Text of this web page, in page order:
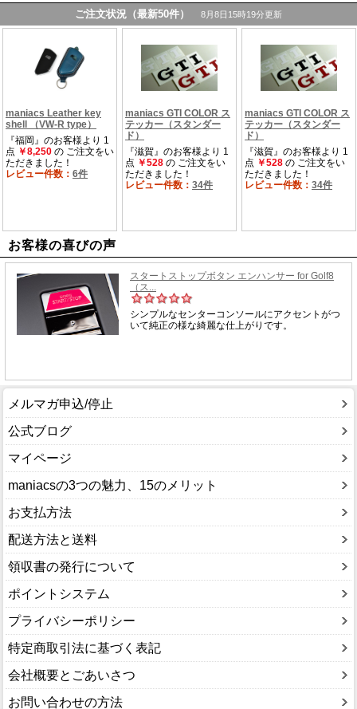
お客様の喜びの声
メルマガ申込/停止
公式ブログ
マイページ
maniacsの3つの魅力、15のメリット
お支払方法
配送方法と送料
領収書の発行について
ポイントシステム
プライバシーポリシー
特定商取引法に基づく表記
会社概要とごあいさつ
お問い合わせの方法